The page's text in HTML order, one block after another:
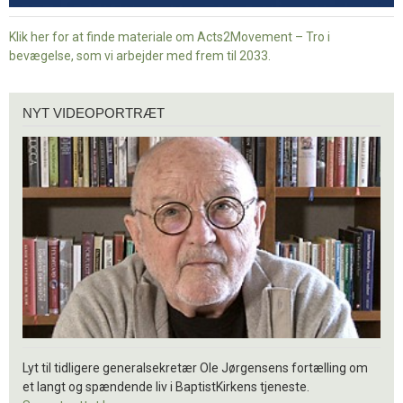
Klik her for at finde materiale om Acts2Movement – Tro i
bevægelse, som vi arbejder med frem til 2033.
videoportræt
NYT VIDEOPORTRÆT
Lyt til tidligere generalsekretær Ole Jørgensens fortælling om
et langt og spændende liv i BaptistKirkens tjeneste.